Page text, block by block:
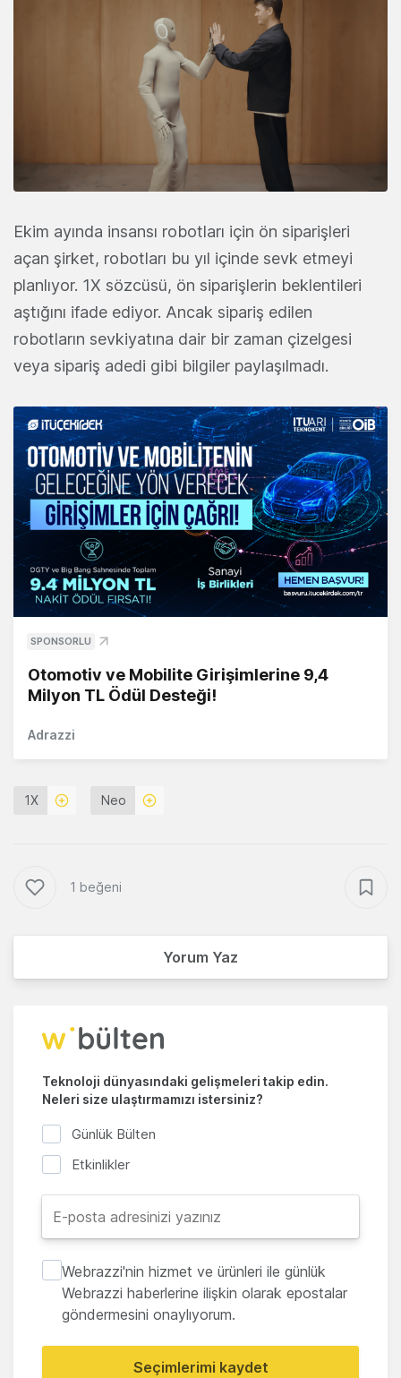
Ekim ayında insansı robotları için ön siparişleri
açan şirket, robotları bu yıl içinde sevk etmeyi
planlıyor. 1X sözcüsü, ön siparişlerin beklentileri
aştığını ifade ediyor. Ancak sipariş edilen
robotların sevkiyatına dair bir zaman çizelgesi
veya sipariş adedi gibi bilgiler paylaşılmadı.
SPONSORLU
Otomotiv ve Mobilite Girişimlerine 9,4
Milyon TL Ödül Desteği!
Adrazzi
1X Neo
1 beğeni
Yorum Yaz
Teknoloji dünyasındaki gelişmeleri takip edin.
Neleri size ulaştırmamızı istersiniz?
Günlük Bülten
Etkinlikler
Webrazzi'nin hizmet ve ürünleri ile günlük
Webrazzi haberlerine ilişkin olarak epostalar
göndermesini onaylıyorum.
Seçimlerimi kaydet